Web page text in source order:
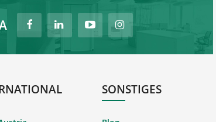
SONSTIGES